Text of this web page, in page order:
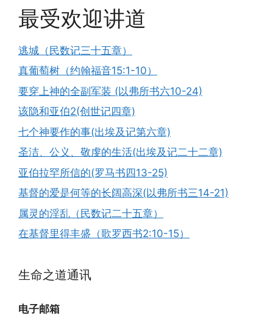
最受欢迎讲道
逃城（民数记三十五章）
真葡萄树（约翰福音15:1-10）
要穿上神的全副军装 (以弗所书六10-24)
该隐和亚伯2(创世记四章)
七个神要作的事(出埃及记第六章)
圣洁、公义、敬虔的生活(出埃及记二十二章)
亚伯拉罕所信的(罗马书四13-25)
基督的爱是何等的长阔高深(以弗所书三14-21)
属灵的淫乱（民数记二十五章）
在基督里得丰盛（歌罗西书2:10-15）
生命之道通讯
电子邮箱